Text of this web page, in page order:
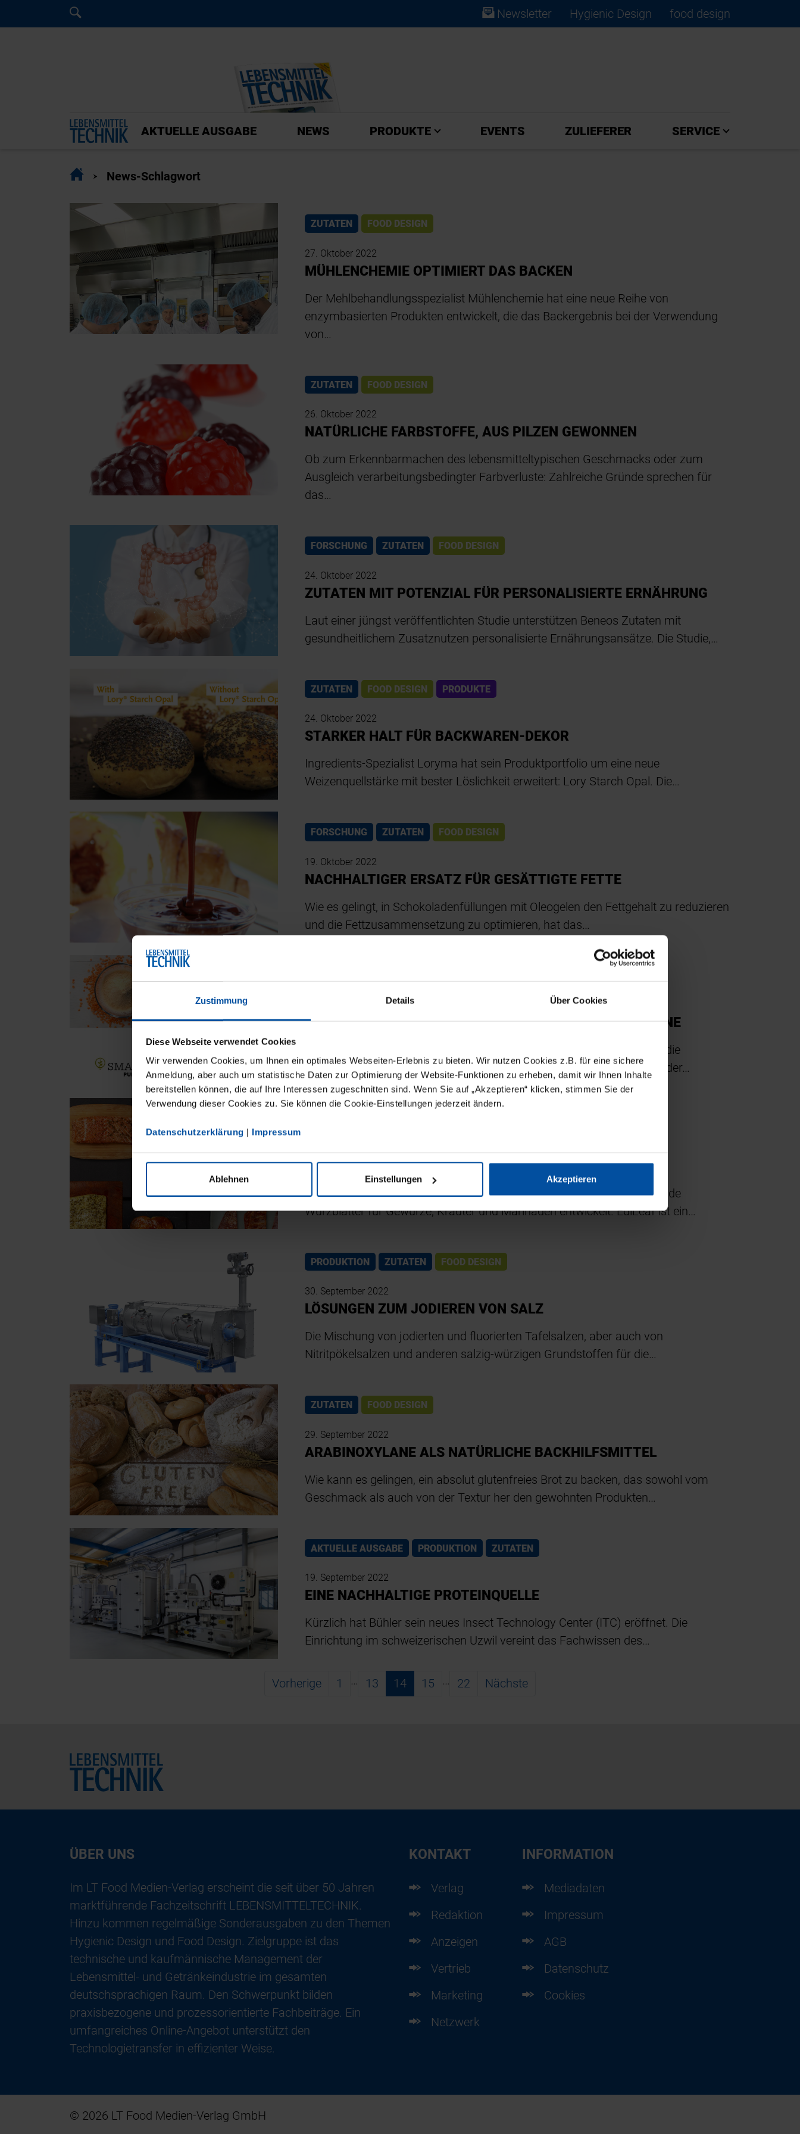
Zustimmung Details Über Cookies
Diese Webseite verwendet Cookies
Wir verwenden Cookies, um Ihnen ein optimales Webseiten-Erlebnis zu bieten. Wir nutzen Cookies z.B. für eine sichere
Anmeldung, aber auch um statistische Daten zur Optimierung der Website-Funktionen zu erheben, damit wir Ihnen Inhalte
bereitstellen können, die auf Ihre Interessen zugeschnitten sind. Wenn Sie auf „Akzeptieren“ klicken, stimmen Sie der
Verwendung dieser Cookies zu. Sie können die Cookie-Einstellungen jederzeit ändern.
Datenschutzerklärung | Impressum
Ablehnen Einstellungen Akzeptieren
Newsletter Hygienic Design
food design
Home
Home
AKTUELLE AUSGABE NEWS PRODUKTE EVENTS ZULIEFERER SERVICE
HomeNews-Schlagwort
ZUTATEN FOOD DESIGN
27. Oktober 2022
MÜHLENCHEMIE OPTIMIERT DAS BACKEN
Der Mehlbehandlungsspezialist Mühlenchemie hat eine neue Reihe von
enzymbasierten Produkten entwickelt, die das Backergebnis bei der Verwendung
von…
ZUTATEN FOOD DESIGN
26. Oktober 2022
NATÜRLICHE FARBSTOFFE, AUS PILZEN GEWONNEN
Ob zum Erkennbarmachen des lebensmitteltypischen Geschmacks oder zum
Ausgleich verarbeitungsbedingter Farbverluste: Zahlreiche Gründe sprechen für
das…
FORSCHUNG ZUTATEN FOOD DESIGN
24. Oktober 2022
ZUTATEN MIT POTENZIAL FÜR PERSONALISIERTE ERNÄHRUNG
Laut einer jüngst veröffentlichten Studie unterstützen Beneos Zutaten mit
gesundheitlichem Zusatznutzen personalisierte Ernährungsansätze. Die Studie,…
ZUTATEN FOOD DESIGN PRODUKTE
24. Oktober 2022
STARKER HALT FÜR BACKWAREN-DEKOR
Ingredients-Spezialist Loryma hat sein Produktportfolio um eine neue
Weizenquellstärke mit bester Löslichkeit erweitert: Lory Starch Opal. Die…
FORSCHUNG ZUTATEN FOOD DESIGN
19. Oktober 2022
NACHHALTIGER ERSATZ FÜR GESÄTTIGTE FETTE
Wie es gelingt, in Schokoladenfüllungen mit Oleogelen den Fettgehalt zu reduzieren
und die Fettzusammensetzung zu optimieren, hat das…
GEBÜNDELTE KOMPETENZEN FÜR PFLANZLICHE PROTEINE
Die Vertriebs-, Marketing- und anwendungstechnischen Aktivitäten für die
Hülsenfruchtmehle von Müller’s Mühle Business Solution sind jetzt bei der…
KUNSTSTOFFFREIE ALTERNATIVE ZU WÜRZFOLIEN
Viscofan, Experte für Lebensmittelhüllen und -folien, hat selbstauflösende
Würzblätter für Gewürze, Kräuter und Marinaden entwickelt. EdiLeaf ist ein…
PRODUKTION ZUTATEN FOOD DESIGN
30. September 2022
LÖSUNGEN ZUM JODIEREN VON SALZ
Die Mischung von jodierten und fluorierten Tafelsalzen, aber auch von
Nitritpökelsalzen und anderen salzig-würzigen Grundstoffen für die…
ZUTATEN FOOD DESIGN
29. September 2022
ARABINOXYLANE ALS NATÜRLICHE BACKHILFSMITTEL
Wie kann es gelingen, ein absolut glutenfreies Brot zu backen, das sowohl vom
Geschmack als auch von der Textur her den gewohnten Produkten…
AKTUELLE AUSGABE PRODUKTION ZUTATEN
19. September 2022
EINE NACHHALTIGE PROTEINQUELLE
Kürzlich hat Bühler sein neues Insect Technology Center (ITC) eröffnet. Die
Einrichtung im schweizerischen Uzwil vereint das Fachwissen des…
Vorherige 1 … 13 14 15 … 22 Nächste
Home
ÜBER UNS
Im LT Food Medien-Verlag erscheint die seit über 50 Jahren
marktführende Fachzeitschrift LEBENSMITTELTECHNIK.
Hinzu kommen regelmäßige Sonderausgaben zu den Themen
Hygienic Design und Food Design. Zielgruppe ist das
technische und kaufmännische Management der
Lebensmittel- und Getränkeindustrie im gesamten
deutschsprachigen Raum. Den Schwerpunkt bilden
praxisbezogene und prozessorientierte Fachbeiträge. Ein
umfangreiches Online-Angebot unterstützt den
Technologietransfer in effizienter Weise.
KONTAKT
Verlag
Redaktion
Anzeigen
Vertrieb
Marketing
Netzwerk
INFORMATION
Mediadaten
Impressum
AGB
Datenschutz
Cookies
© 2026 LT Food Medien-Verlag GmbH
×